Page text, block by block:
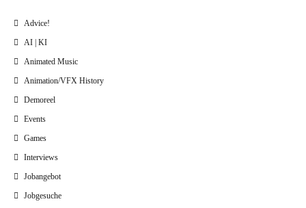
Advice!
AI | KI
Animated Music
Animation/VFX History
Demoreel
Events
Games
Interviews
Jobangebot
Jobgesuche